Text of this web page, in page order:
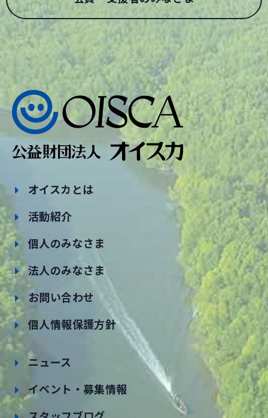
オイスカとは
活動紹介
個人のみなさま
法人のみなさま
お問い合わせ
個人情報保護方針
ニュース
イベント・募集情報